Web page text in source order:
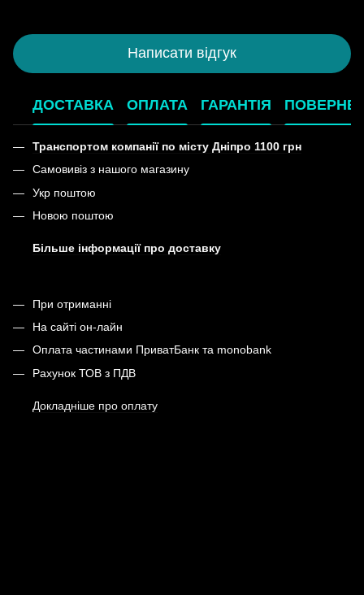
Написати відгук
ДОСТАВКА ОПЛАТА ГАРАНТІЯ
Транспортом компанії по місту Дніпро 1100 грн
Самовивіз з нашого магазину
Укр поштою
Новою поштою
Більше інформації про доставку
При отриманні
На сайті он-лайн
Оплата частинами ПриватБанк та monobank
Рахунок ТОВ з ПДВ
Докладніше про оплату